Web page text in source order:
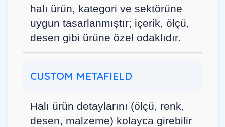
halı ürün, kategori ve sektörüne
uygun tasarlanmıştır; içerik, ölçü,
desen gibi ürüne özel odaklıdır.
CUSTOM METAFIELD
Halı ürün detaylarını (ölçü, renk,
desen, malzeme) kolayca girebilir